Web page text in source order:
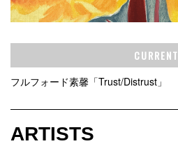
CURRENT
フルフォード素馨「Trust/Distrust」
ARTISTS